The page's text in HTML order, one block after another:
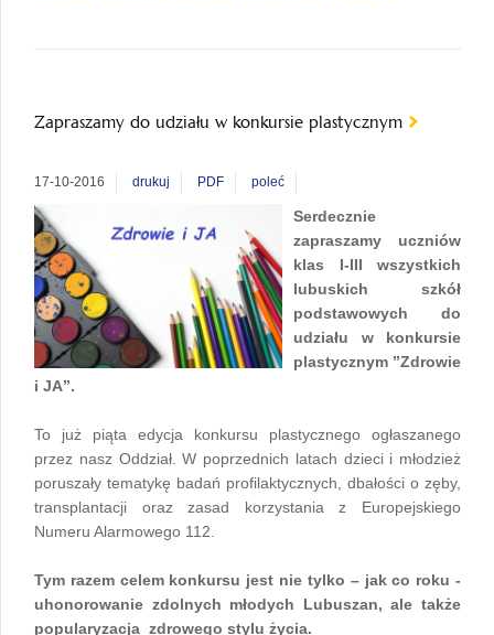
Zapraszamy do udziału w konkursie plastycznym
17-10-2016 drukuj PDF poleć
Serdecznie
zapraszamy uczniów
klas I-III wszystkich
lubuskich szkół
podstawowych do
udziału w konkursie
plastycznym ”Zdrowie
i JA”.
To już piąta edycja konkursu plastycznego ogłaszanego
przez nasz Oddział. W poprzednich latach dzieci i młodzież
poruszały tematykę badań profilaktycznych, dbałości o zęby,
transplantacji oraz zasad korzystania z Europejskiego
Numeru Alarmowego 112.
Tym razem celem konkursu jest nie tylko – jak co roku -
uhonorowanie zdolnych młodych Lubuszan, ale także
popularyzacja zdrowego stylu życia.